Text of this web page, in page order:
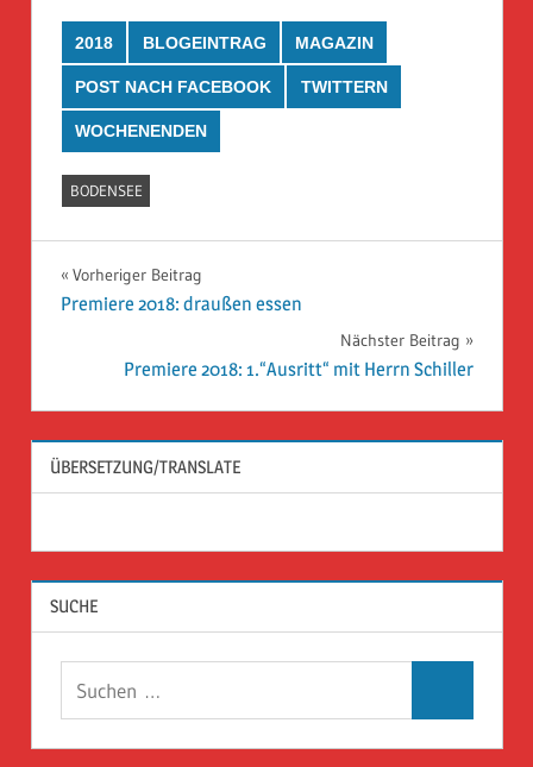
2018 BLOGEINTRAG MAGAZIN
POST NACH FACEBOOK TWITTERN
WOCHENENDEN
BODENSEE
Beitragsnavigation
Vorheriger Beitrag
Premiere 2018: draußen essen
Nächster Beitrag
Premiere 2018: 1.“Ausritt“ mit Herrn Schiller
ÜBERSETZUNG/TRANSLATE
SUCHE